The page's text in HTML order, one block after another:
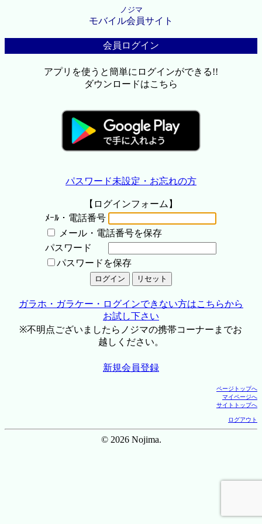
ノジマ
モバイル会員サイト
会員ログイン
アプリを使うと簡単にログインができる!!
ダウンロードはこちら
パスワード未設定・お忘れの方
【ログインフォーム】
ﾒｰﾙ・電話番号
メール・電話番号を保存
パスワード
パスワードを保存
ガラホ・ガラケー・ログインできない方はこちらから
お試し下さい
※不明点ございましたらノジマの携帯コーナーまでお
越しください。
新規会員登録
ページトップへ
マイページへ
サイトトップへ
ログアウト
© 2026 Nojima.